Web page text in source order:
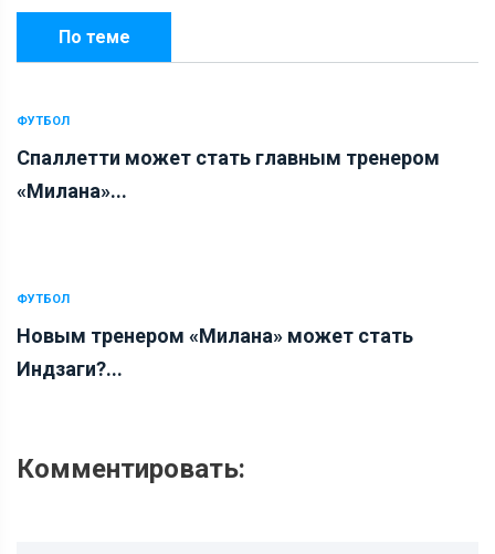
По теме
ФУТБОЛ
Спаллетти может стать главным тренером
«Милана»...
ФУТБОЛ
Новым тренером «Милана» может стать
Индзаги?...
Комментировать: